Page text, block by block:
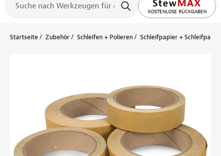
KOSTENLOSE RÜCKGABEN
Startseite Zubehör Schleifen + Polieren Schleifpapier +